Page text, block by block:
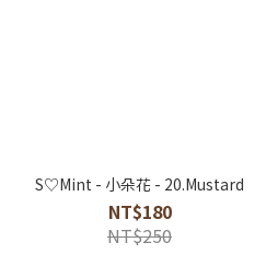
S♡Mint - 小朵花 - 20.Mustard
NT$180
NT$250